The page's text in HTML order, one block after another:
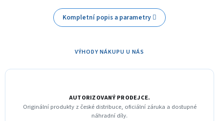
Kompletní popis a parametry
VÝHODY NÁKUPU U NÁS
AUTORIZOVANÝ PRODEJCE.
Originální produkty z české distribuce, oficiální záruka a dostupné
náhradní díly.